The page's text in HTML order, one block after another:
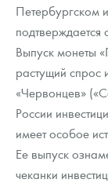
Русская
Золотая
Наборы
Монеты и жетоны
Книги по
Петербургском
Выпуск монеты
растущий спрос
«Червонцев»
России
имеет особое
Ее выпуск
чеканки